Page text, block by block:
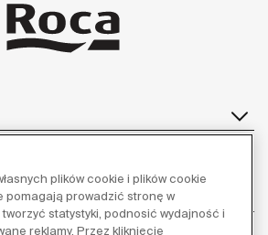
plików cookie i plików cookie
pomagają prowadzić stronę w
tworzyć statystyki, podnosić wydajność i
reklamy. Przez kliknięcie